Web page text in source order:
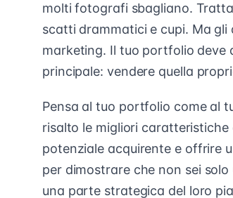
molti fotografi sbagliano.
scatti drammatici e cupi. Ma
marketing. Il tuo portfolio deve
principale: vendere quella
Pensa al tuo portfolio come al
risalto le migliori
potenziale acquirente e offrire
per dimostrare che non sei
una parte strategica del loro